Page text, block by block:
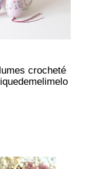
crocheté